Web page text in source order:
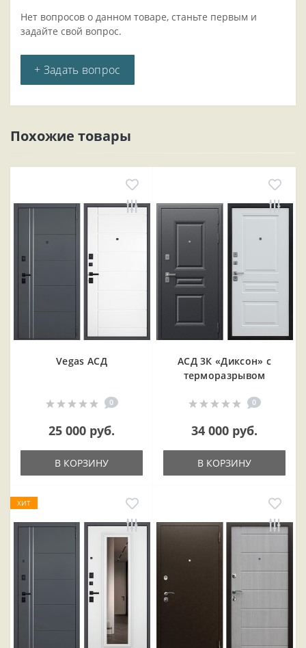
Нет вопросов о данном товаре, станьте первым и
задайте свой вопрос.
+ Задать вопрос
Похожие товары
Vegas АСД
0
25 000 руб.
В КОРЗИНУ
АСД 3К «Диксон» с
терморазрывом
0
34 000 руб.
В КОРЗИНУ
ХИТ